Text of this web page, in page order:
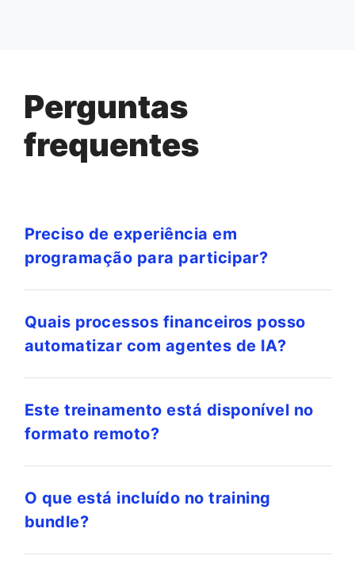
Perguntas
frequentes
Preciso de experiência em
programação para participar?
Quais processos financeiros posso
automatizar com agentes de IA?
Este treinamento está disponível no
formato remoto?
O que está incluído no training
bundle?